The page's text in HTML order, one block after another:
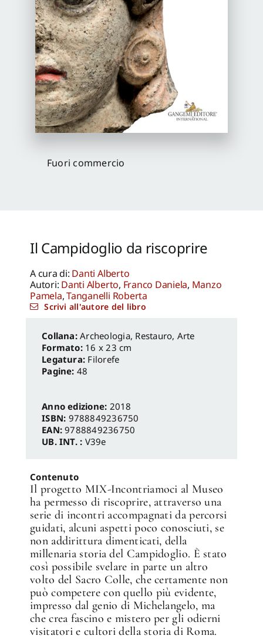
Proposte di pubblicazione
Gangemi Editore
Newsletter
Fuori commercio
Il Campidoglio da riscoprire
A cura di: Danti Alberto
Autori: Danti Alberto, Franco Daniela, Manzo
Pamela,Tanganelli Roberta
Scrivi all'autore del libro
Archeologia, Restauro, Arte
Formato: 16 x 23 cm
Legatura: Filorefe
Pagine: 48
Anno edizione: 2018
ISBN: 9788849236750
EAN:9788849236750
UB. INT. : V39e
Contenuto
Il progetto MIX-Incontriamoci al Museo
ha permesso di riscoprire, attraverso una
serie di incontri accompagnati da percorsi
guidati, alcuni aspetti poco conosciuti, se
non addirittura dimenticati, della
millenaria storia del Campidoglio. È stato
così possibile svelare in parte un altro
volto del Sacro Colle, che certamente non
può competere con quello più evidente,
impresso dal genio di Michelangelo, ma
che crea fascino e mistero per gli odierni
visitatori e cultori della storia di Roma.